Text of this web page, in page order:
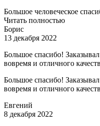
Большое человеческое
Читать полностью
Борис
13 декабря 2022
Большое спасибо!
вовремя и отличного
Большое спасибо!
вовремя и отличного
Евгений
8 декабря 2022